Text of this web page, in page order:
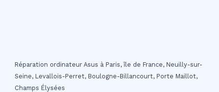
Réparation ordinateur Asus à Paris, île de France, Neuilly-sur-
Seine, Levallois-Perret, Boulogne-Billancourt, Porte Maillot,
Champs Élysées